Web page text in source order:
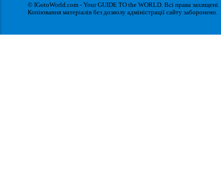
© IGotoWorld.com - Your GUIDE TO the WORLD. Всі права захищені.
Копіювання матеріалів без дозволу адміністрації сайту заборонено.